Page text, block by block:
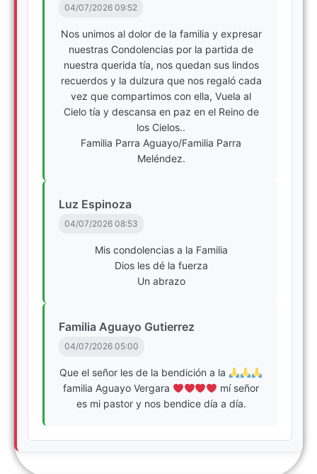
04/07/2026 09:52
Nos unimos al dolor de la familia y expresar
nuestras Condolencias por la partida de
nuestra querida tía, nos quedan sus lindos
recuerdos y la dulzura que nos regaló cada
vez que compartimos con ella, Vuela al
Cielo tía y descansa en paz en el Reino de
los Cielos..
Familia Parra Aguayo/Familia Parra
Meléndez.
Luz Espinoza
04/07/2026 08:53
Mis condolencias a la Familia
Dios les dé la fuerza
Un abrazo
Familia Aguayo Gutierrez
04/07/2026 05:00
Que el señor les de la bendición a la
familia Aguayo Vergara
mí señor
es mi pastor y nos bendice día a día.